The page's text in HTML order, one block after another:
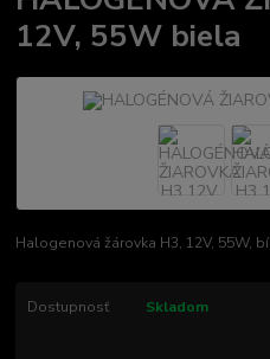
12V, 55W biela
Halogenová žárovka H3, 12V, 55W,
Dostupnosť Skladom